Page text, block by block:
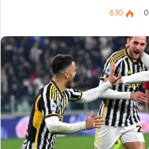
0
630